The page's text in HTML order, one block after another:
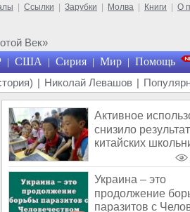
Ссылки Зарубки Молва Книги О
Век»
| США | Сирия | Мир | Помощь
| Николай Левашов |
Активное
снизило
китайских
Украина – это
продолжение
паразитов с